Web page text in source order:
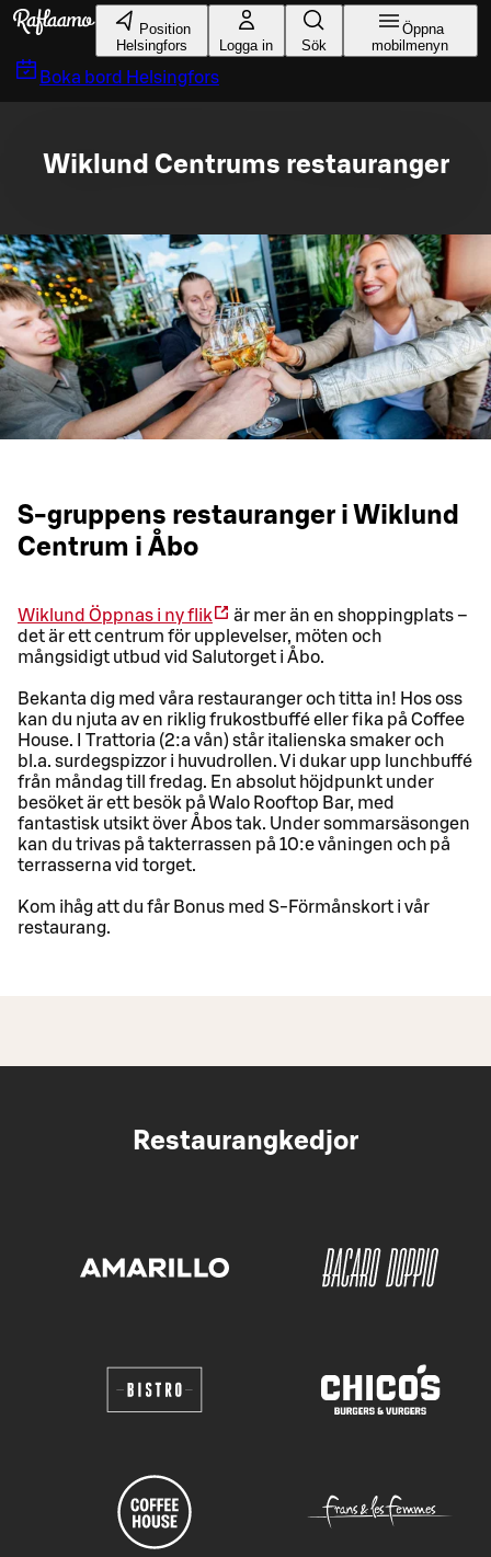
Gå till huvudinnehållet
Position
Helsingfors
Logga in Sök
Öppna
mobilmenyn
Boka bord Helsingfors
Wiklund Centrums restauranger
S-gruppens restauranger i Wiklund
Centrum i Åbo
Wiklund Öppnas i ny flik
är mer än en shoppingplats –
det är ett centrum för upplevelser, möten och
mångsidigt utbud vid Salutorget i Åbo.
Bekanta dig med våra restauranger och titta in! Hos oss
kan du njuta av en riklig frukostbuffé eller fika på Coffee
House. I Trattoria (2:a vån) står italienska smaker och
bl.a. surdegspizzor i huvudrollen. Vi dukar upp lunchbuffé
från måndag till fredag. En absolut höjdpunkt under
besöket är ett besök på Walo Rooftop Bar, med
fantastisk utsikt över Åbos tak. Under sommarsäsongen
kan du trivas på takterrassen på 10:e våningen och på
terrasserna vid torget.
Kom ihåg att du får Bonus med S-Förmånskort i vår
restaurang.
Restaurangkedjor